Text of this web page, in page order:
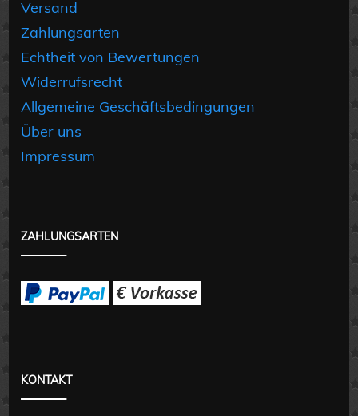
Versand
Zahlungsarten
Echtheit von Bewertungen
Widerrufsrecht
Allgemeine Geschäftsbedingungen
Über uns
Impressum
ZAHLUNGSARTEN
KONTAKT